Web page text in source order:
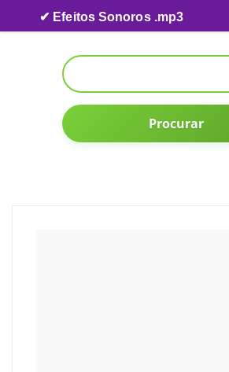
Skip to content
✔ Efeitos Sonoros .mp3
Procurar